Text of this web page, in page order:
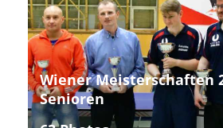
Wiener Meisterschaften
Senioren